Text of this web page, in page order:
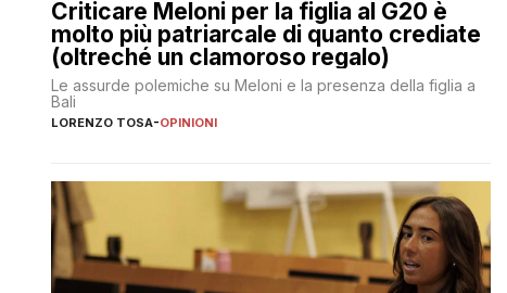
Criticare Meloni per la figlia al G20 è
molto più patriarcale di quanto crediate
(oltreché un clamoroso regalo)
Le assurde polemiche su Meloni e la presenza della figlia a
Bali
LORENZO TOSA-OPINIONI